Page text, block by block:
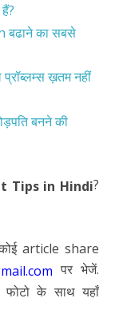
बढाने का सबसे
ख़तम नहीं
बनने की
Tips in Hindi?
article share
पर भेजें.
के साथ यहाँ